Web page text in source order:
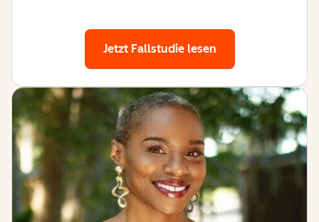
Jetzt Fallstudie lesen